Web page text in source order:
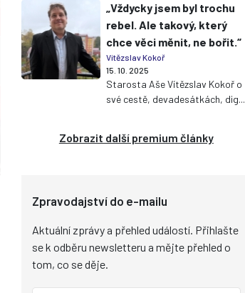
„Vždycky jsem byl trochu
rebel. Ale takový, který
chce věci měnit, ne bořit.“
Vítězslav Kokoř
15. 10. 2025
Starosta Aše Vítězslav Kokoř o
své cestě, devadesátkách, dig...
Zobrazit další premium články
Zpravodajství do e-mailu
Aktuální zprávy a přehled událostí. Přihlašte
se k odběru newsletteru a mějte přehled o
tom, co se děje.